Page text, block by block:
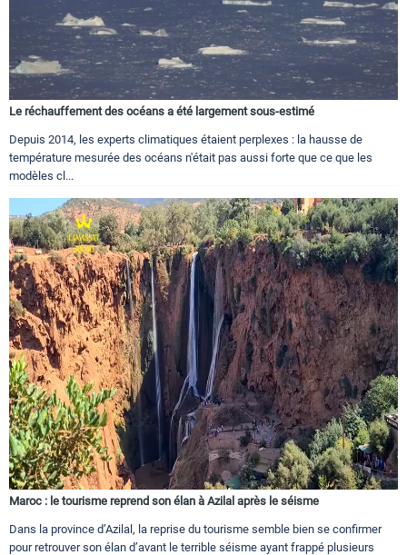
Le réchauffement des océans a été largement sous-estimé
Depuis 2014, les experts climatiques étaient perplexes : la hausse de
température mesurée des océans n'était pas aussi forte que ce que les
modèles cl...
Maroc : le tourisme reprend son élan à Azilal après le séisme
Dans la province d’Azilal, la reprise du tourisme semble bien se confirmer
pour retrouver son élan d’avant le terrible séisme ayant frappé plusieurs